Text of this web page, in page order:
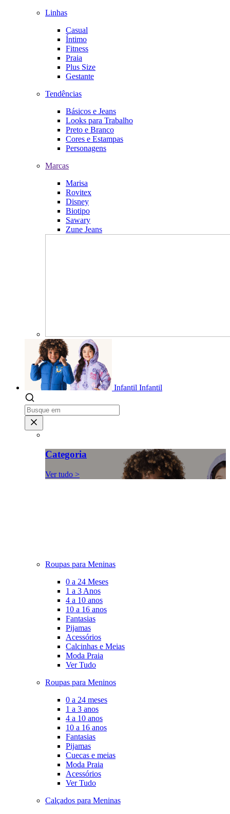
Linhas
Casual
Íntimo
Fitness
Praia
Plus Size
Gestante
Tendências
Básicos e Jeans
Looks para Trabalho
Preto e Branco
Cores e Estampas
Personagens
Marcas
Marisa
Rovitex
Disney
Biotipo
Sawary
Zune Jeans
Infantil Infantil
Categoria
Ver tudo >
Roupas para Meninas
0 a 24 Meses
1 a 3 Anos
4 a 10 anos
10 a 16 anos
Fantasias
Pijamas
Acessórios
Calcinhas e Meias
Moda Praia
Ver Tudo
Roupas para Meninos
0 a 24 meses
1 a 3 anos
4 a 10 anos
10 a 16 anos
Fantasias
Pijamas
Cuecas e meias
Moda Praia
Acessórios
Ver Tudo
Calçados para Meninas